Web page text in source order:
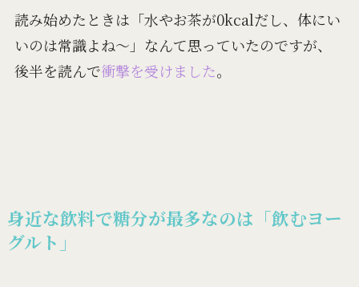
読み始めたときは「水やお茶が0kcalだし、体にい
いのは常識よね～」なんて思っていたのですが、
後半を読んで衝撃を受けました。
身近な飲料で糖分が最多なのは「飲むヨー
グルト」